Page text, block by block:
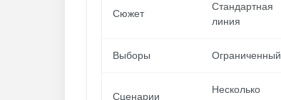
Сюжет
Стандартная
линия
Выборы Ограниченный
Сценарии
Несколько